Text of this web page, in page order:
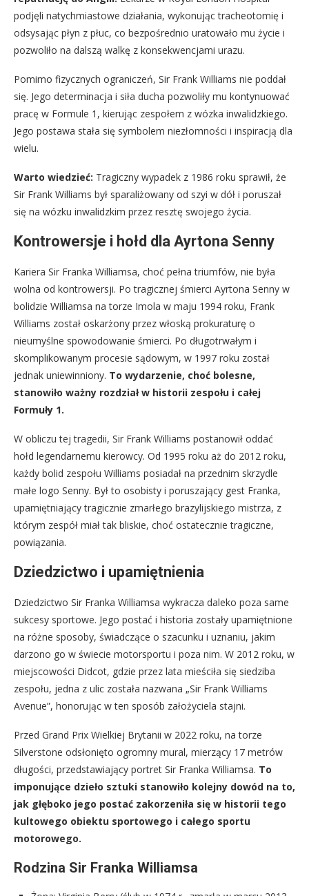
podjęli natychmiastowe działania, wykonując tracheotomię i
odsysając płyn z płuc, co bezpośrednio uratowało mu życie i
pozwoliło na dalszą walkę z konsekwencjami urazu.
Pomimo fizycznych ograniczeń, Sir Frank Williams nie poddał
się. Jego determinacja i siła ducha pozwoliły mu kontynuować
pracę w Formule 1, kierując zespołem z wózka inwalidzkiego.
Jego postawa stała się symbolem niezłomności i inspiracją dla
wielu.
Warto wiedzieć: Tragiczny wypadek z 1986 roku sprawił, że
Sir Frank Williams był sparaliżowany od szyi w dół i poruszał
się na wózku inwalidzkim przez resztę swojego życia.
Kontrowersje i hołd dla Ayrtona Senny
Kariera Sir Franka Williamsa, choć pełna triumfów, nie była
wolna od kontrowersji. Po tragicznej śmierci Ayrtona Senny w
bolidzie Williamsa na torze Imola w maju 1994 roku, Frank
Williams został oskarżony przez włoską prokuraturę o
nieumyślne spowodowanie śmierci. Po długotrwałym i
skomplikowanym procesie sądowym, w 1997 roku został
jednak uniewinniony. To wydarzenie, choć bolesne,
stanowiło ważny rozdział w historii zespołu i całej
Formuły 1.
W obliczu tej tragedii, Sir Frank Williams postanowił oddać
hołd legendarnemu kierowcy. Od 1995 roku aż do 2012 roku,
każdy bolid zespołu Williams posiadał na przednim skrzydle
małe logo Senny. Był to osobisty i poruszający gest Franka,
upamiętniający tragicznie zmarłego brazylijskiego mistrza, z
którym zespół miał tak bliskie, choć ostatecznie tragiczne,
powiązania.
Dziedzictwo i upamiętnienia
Dziedzictwo Sir Franka Williamsa wykracza daleko poza same
sukcesy sportowe. Jego postać i historia zostały upamiętnione
na różne sposoby, świadczące o szacunku i uznaniu, jakim
darzono go w świecie motorsportu i poza nim. W 2012 roku, w
miejscowości Didcot, gdzie przez lata mieściła się siedziba
zespołu, jedna z ulic została nazwana „Sir Frank Williams
Avenue”, honorując w ten sposób założyciela stajni.
Przed Grand Prix Wielkiej Brytanii w 2022 roku, na torze
Silverstone odsłonięto ogromny mural, mierzący 17 metrów
długości, przedstawiający portret Sir Franka Williamsa. To
imponujące dzieło sztuki stanowiło kolejny dowód na to,
jak głęboko jego postać zakorzeniła się w historii tego
kultowego obiektu sportowego i całego sportu
motorowego.
Rodzina Sir Franka Williamsa